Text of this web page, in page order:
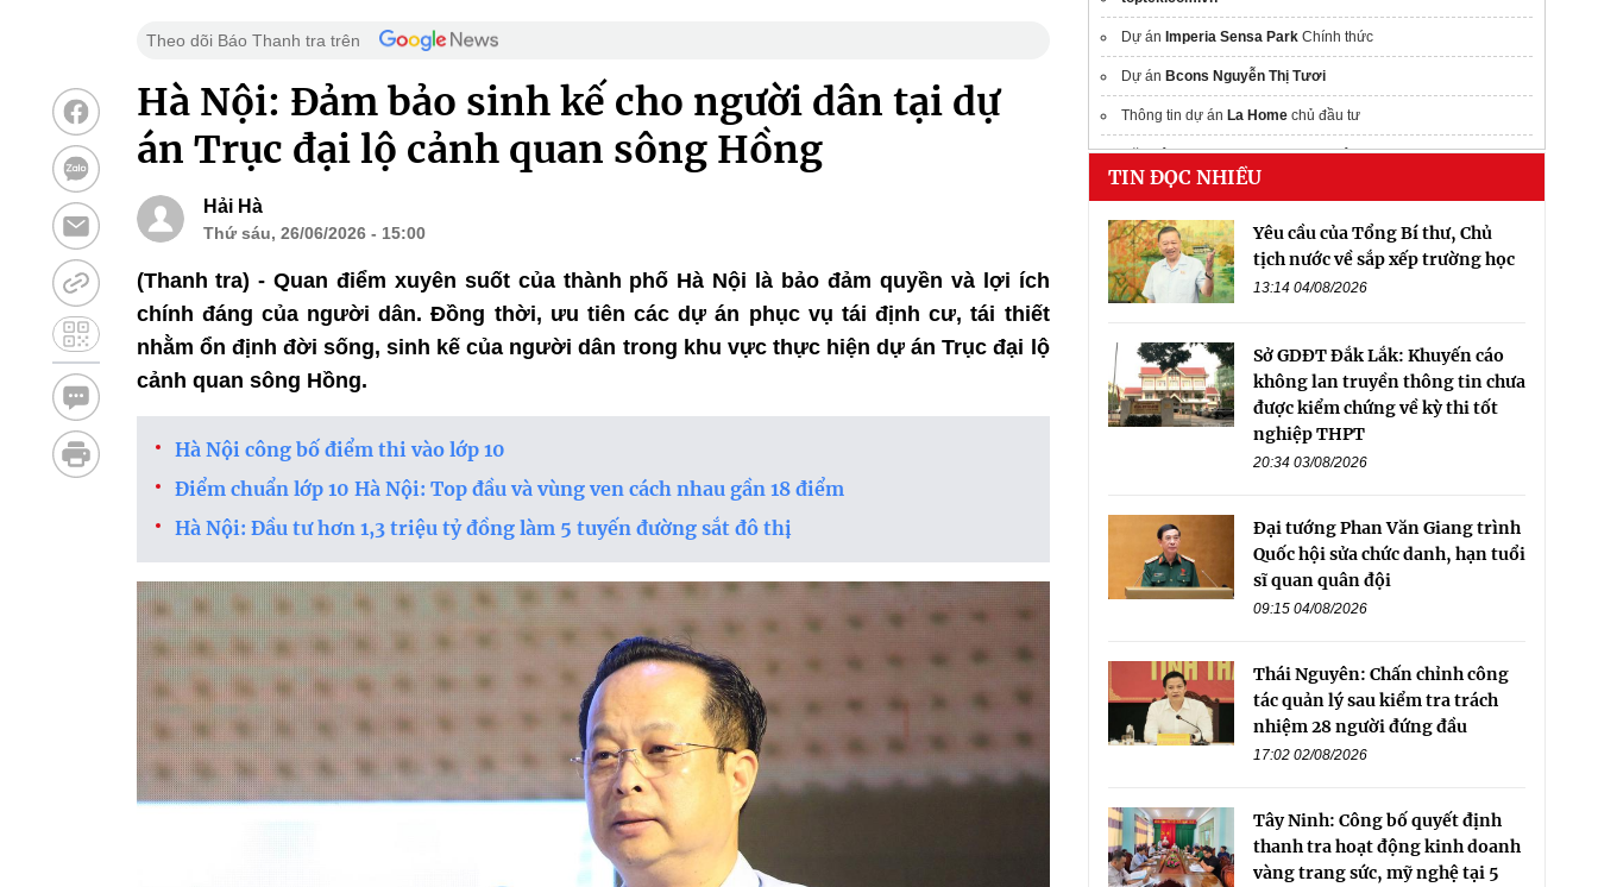
Theo dõi Báo Thanh tra trên
Hà Nội: Đảm bảo sinh kế cho người dân tại dự
án Trục đại lộ cảnh quan sông Hồng
Hải Hà
Thứ sáu, 26/06/2026 - 15:00
(Thanh tra) - Quan điểm xuyên suốt của thành phố Hà Nội là bảo đảm quyền và lợi ích
chính đáng của người dân. Đồng thời, ưu tiên các dự án phục vụ tái định cư, tái thiết
nhằm ổn định đời sống, sinh kế của người dân trong khu vực thực hiện dự án Trục đại lộ
cảnh quan sông Hồng.
Hà Nội công bố điểm thi vào lớp 10
Điểm chuẩn lớp 10 Hà Nội: Top đầu và vùng ven cách nhau gần 18 điểm
Hà Nội: Đầu tư hơn 1,3 triệu tỷ đồng làm 5 tuyến đường sắt đô thị
Dự án Imperia Sensa ParkChính thức
Dự án Bcons Nguyễn Thị Tươi
Thông tin dự án La Homechủ đầu tư
Căn hộbcons central parktam hiệp
nón bảo hiểm full face hasafe
TIN ĐỌC NHIỀU
Yêu cầu của Tổng Bí thư, Chủ
tịch nước về sắp xếp trường học
13:14 04/08/2026
Sở GDĐT Đắk Lắk: Khuyến cáo
không lan truyền thông tin chưa
được kiểm chứng về kỳ thi tốt
nghiệp THPT
20:34 03/08/2026
Đại tướng Phan Văn Giang trình
Quốc hội sửa chức danh, hạn tuổi
sĩ quan quân đội
09:15 04/08/2026
Thái Nguyên: Chấn chỉnh công
tác quản lý sau kiểm tra trách
nhiệm 28 người đứng đầu
17:02 02/08/2026
Tây Ninh: Công bố quyết định
thanh tra hoạt động kinh doanh
vàng trang sức, mỹ nghệ tại 5